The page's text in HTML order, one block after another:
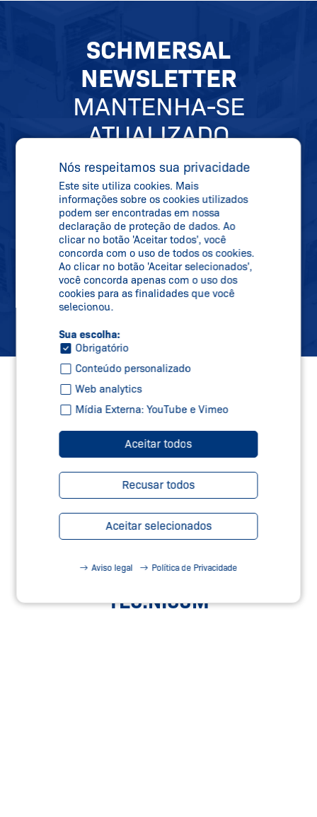
SCHMERSAL
NEWSLETTER
MANTENHA-SE
ATUALIZADO
Se inscreva em nossa newsletter e receba
todas as informações sobre novidades,
datas de feiras e novos produtos
diretamente na sua caixa de correio.
Inscreva-se
SERVIÇOS DE SEGURANÇA –
TEC.NICUM
Nós respeitamos sua privacidade
Este site utiliza cookies. Mais
informações sobre os cookies utilizados
podem ser encontradas em nossa
declaração de proteção de dados. Ao
clicar no botão 'Aceitar todos', você
concorda com o uso de todos os cookies.
Ao clicar no botão 'Aceitar selecionados',
você concorda apenas com o uso dos
cookies para as finalidades que você
selecionou.
Sua escolha:
Obrigatório
Conteúdo personalizado
Web analytics
Mídia Externa: YouTube e Vimeo
Aceitar todos
Recusar todos
Aceitar selecionados
Aviso legal Política de Privacidade